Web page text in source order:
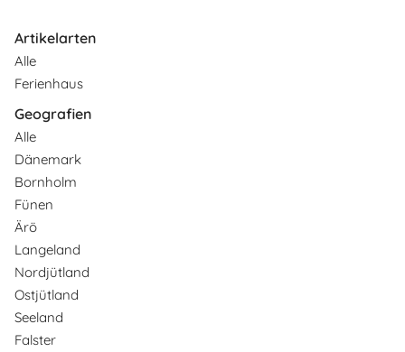
Artikelarten
Alle
Ferienhaus
Geografien
Alle
Dänemark
Bornholm
Fünen
Ärö
Langeland
Nordjütland
Ostjütland
Seeland
Falster